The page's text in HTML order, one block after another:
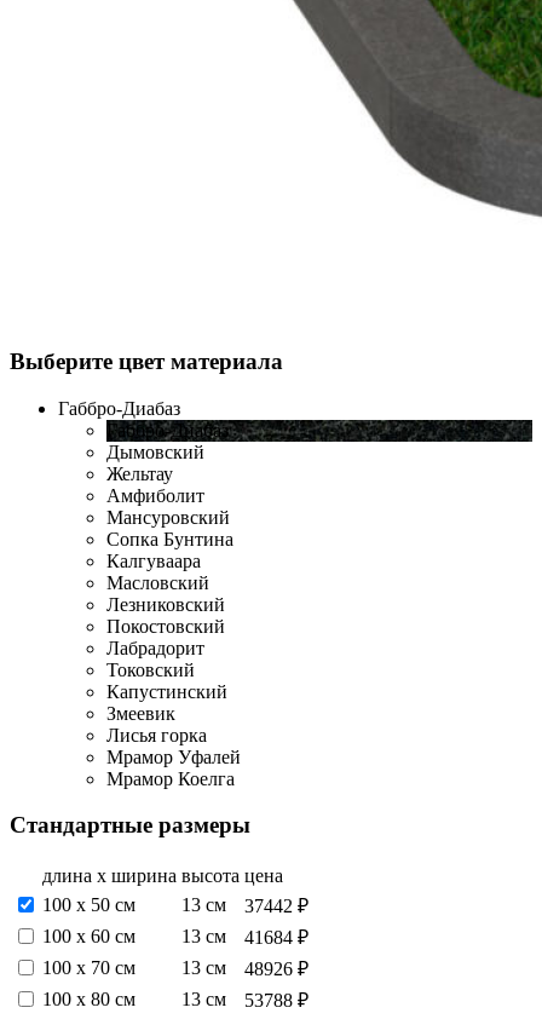
Выберите цвет материала
Габбро-Диабаз
Габбро-Диабаз
Дымовский
Жельтау
Амфиболит
Мансуровский
Сопка Бунтина
Калгуваара
Масловский
Лезниковский
Покостовский
Лабрадорит
Токовский
Капустинский
Змеевик
Лисья горка
Мрамор Уфалей
Мрамор Коелга
Стандартные размеры
длина х ширина высота цена
100 х 50 см
13 см
37442 ₽
100 х 60 см
13 см
41684 ₽
100 х 70 см
13 см
48926 ₽
100 х 80 см
13 см
53788 ₽